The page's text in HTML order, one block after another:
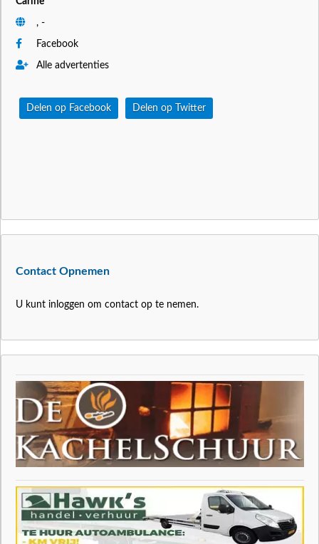
, -
Facebook
Alle advertenties
Delen op Facebook Delen op Twitter
Contact Opnemen
U kunt inloggen om contact op te nemen.